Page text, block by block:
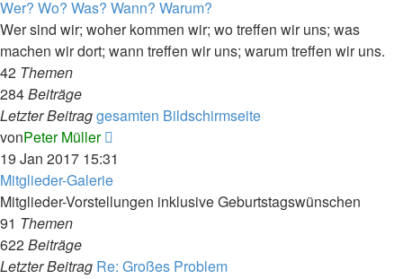
Wer? Wo? Was? Wann? Warum?
Wer sind wir; woher kommen wir; wo treffen wir uns; was
machen wir dort; wann treffen wir uns; warum treffen wir uns.
42 Themen
284Beiträge
Letzter Beitraggesamten Bildschirmseite
vonPeter Müller
Beitrag
19 Jan 2017 15:31
Mitglieder-Galerie
Mitglieder-Vorstellungen inklusive Geburtstagswünschen
91 Themen
622Beiträge
Letzter Beitrag Re: Großes Problem